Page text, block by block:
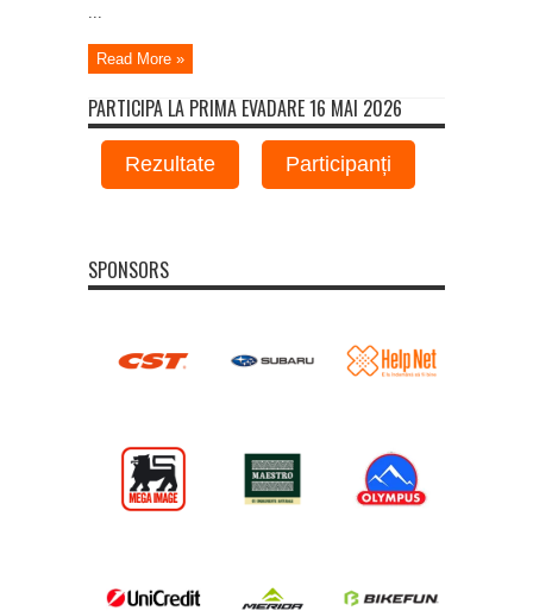
Read More »
PARTICIPA LA PRIMA EVADARE 16 MAI 2026
Rezultate Participanți
SPONSORS